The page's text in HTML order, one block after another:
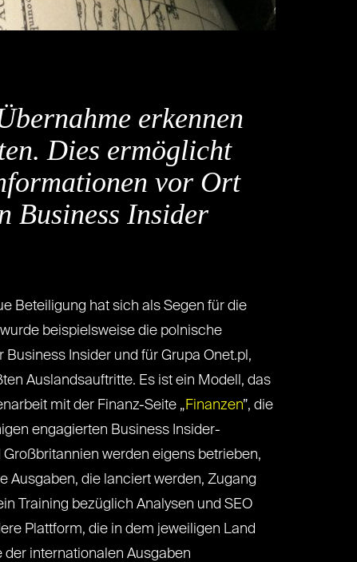
erkennen
Dies ermöglicht
vor Ort
Business Insider
Beteiligung hat sich als Segen für die
beispielsweise die polnische
Insider und für Grupa Onet.pl,
Auslandsauftritte. Es ist ein Modell, das
mit der Finanz-Seite „Finanzen”, die
engagierten Business Insider-
werden eigens betrieben,
Ausgaben, die lanciert werden, Zugang
Training bezüglich Analysen und SEO
Plattform, die in dem jeweiligen Land
der internationalen Ausgaben